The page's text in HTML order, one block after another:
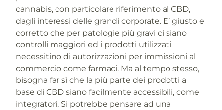
cannabis, con particolare riferimento al CBD,
dagli interessi delle grandi corporate. E’ giusto e
corretto che per patologie più gravi ci siano
controlli maggiori ed i prodotti utilizzati
necessitino di autorizzazioni per immissioni al
commercio come farmaci. Ma al tempo stesso,
bisogna far sì che la più parte dei prodotti a
base di CBD siano facilmente accessibili, come
integratori. Si potrebbe pensare ad una